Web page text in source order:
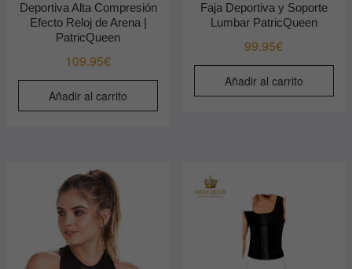
Deportiva Alta Compresión
Efecto Reloj de Arena |
PatricQueen
109.95€
Añadir al carrito
Faja Deportiva y Soporte
Lumbar PatricQueen
99.95€
Añadir al carrito